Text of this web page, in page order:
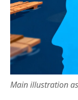
Main illustration